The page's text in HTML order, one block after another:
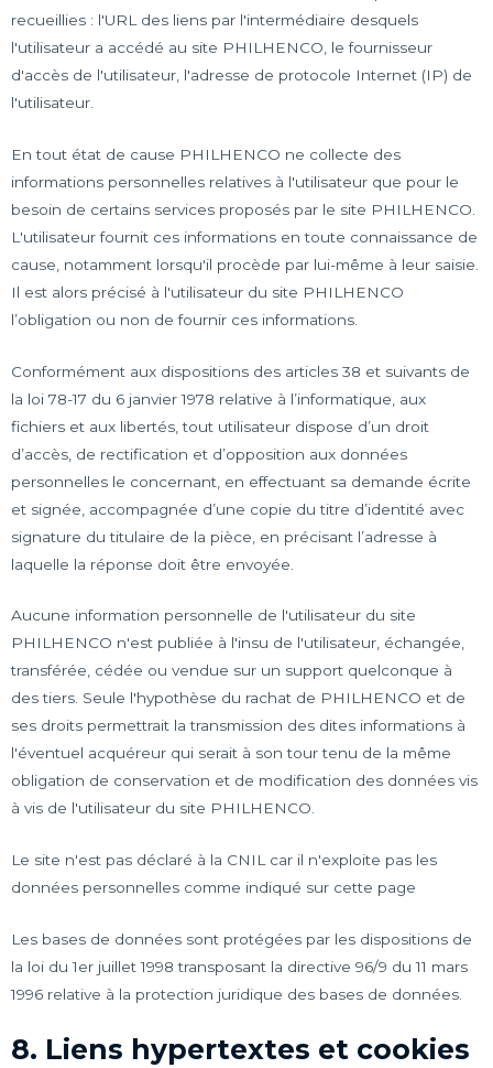
recueillies : l'URL des liens par l'intermédiaire desquels
l'utilisateur a accédé au site PHILHENCO, le fournisseur
d'accès de l'utilisateur, l'adresse de protocole Internet (IP) de
l'utilisateur.
En tout état de cause PHILHENCO ne collecte des
informations personnelles relatives à l'utilisateur que pour le
besoin de certains services proposés par le site PHILHENCO.
L'utilisateur fournit ces informations en toute connaissance de
cause, notamment lorsqu'il procède par lui-même à leur saisie.
Il est alors précisé à l'utilisateur du site PHILHENCO
l’obligation ou non de fournir ces informations.
Conformément aux dispositions des articles 38 et suivants de
la loi 78-17 du 6 janvier 1978 relative à l’informatique, aux
fichiers et aux libertés, tout utilisateur dispose d’un droit
d’accès, de rectification et d’opposition aux données
personnelles le concernant, en effectuant sa demande écrite
et signée, accompagnée d’une copie du titre d’identité avec
signature du titulaire de la pièce, en précisant l’adresse à
laquelle la réponse doit être envoyée.
Aucune information personnelle de l'utilisateur du site
PHILHENCO n'est publiée à l'insu de l'utilisateur, échangée,
transférée, cédée ou vendue sur un support quelconque à
des tiers. Seule l'hypothèse du rachat de PHILHENCO et de
ses droits permettrait la transmission des dites informations à
l'éventuel acquéreur qui serait à son tour tenu de la même
obligation de conservation et de modification des données vis
à vis de l'utilisateur du site PHILHENCO.
Le site n'est pas déclaré à la CNIL car il n'exploite pas les
données personnelles comme indiqué sur cette page
Les bases de données sont protégées par les dispositions de
la loi du 1er juillet 1998 transposant la directive 96/9 du 11 mars
1996 relative à la protection juridique des bases de données.
8. Liens hypertextes et cookies